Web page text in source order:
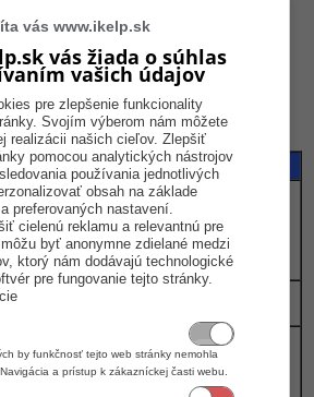
Technické
parametre
Euro-500T / TX / TE
Počet PLU
2 100(10 000) / 2
100(10 000) /
2 400(5 400)
Počet znakov
PC, peňažné
zásuvky, snímač
čiarového kódu,
vás www.ikelp.sk
vás žiada o súhlas
vašich údajov
pre zlepšenie funkcionality
Svojím výberom nám môžete
realizácii našich cieľov. Zlepšiť
pomocou analytických nástrojov
používania jednotlivých
obsah na základe
preferovaných nastavení.
cielenú reklamu a relevantnú pre
byť anonymne zdielané medzi
ktorý nám dodávajú technologické
pre fungovanie tejto stránky.
by funkčnosť tejto web stránky nemohla
a prístup k zákazníckej časti webu.